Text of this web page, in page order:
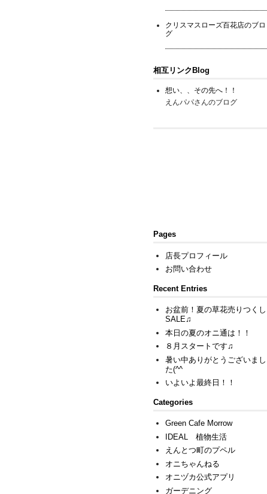
クリスマスローズ百花店のブロ
グ
相互リンクBlog
想い、、その先へ！！
えんパパさんのブログ
Pages
店長プロフィール
お問い合わせ
Recent Entries
お盆前！夏の草花売りつくし
SALE♫
本日の夏のオニ通は！！
８月スタートです♫
暑い中ありがとうございまし
た(^^ゞ
いよいよ最終日！！
Categories
Green Cafe Morrow
IDEAL 植物生活
えんとつ町のプペル
オニちゃんねる
オニヅカ公式アプリ
ガーデニング